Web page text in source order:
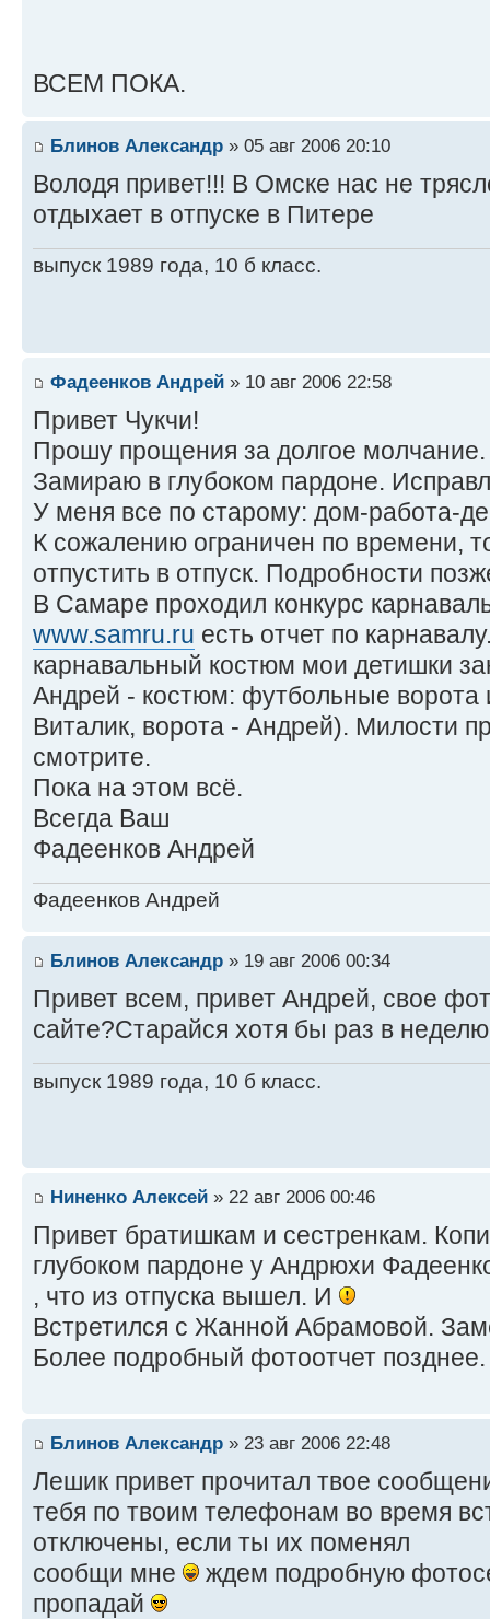
ВСЕМ ПОКА.
Блинов Александр » 05 авг 2006 20:10
Володя привет!!! В Омске нас не
отдыхает в отпуске в Питере
выпуск 1989 года, 10 б класс.
Фадеенков Андрей » 10 авг 2006 22:58
Привет Чукчи!
Прошу прощения за долгое молчание.
Замираю в глубоком пардоне.
У меня все по старому: дом-работа-
К сожалению ограничен по времени,
отпустить в отпуск. Подробности
В Самаре проходил конкурс
www.samru.ru есть отчет по
карнавальный костюм мои детишки
Андрей - костюм: футбольные ворота
Виталик, ворота - Андрей). Милости
смотрите.
Пока на этом всё.
Всегда Ваш
Фадеенков Андрей
Фадеенков Андрей
Блинов Александр » 19 авг 2006 00:34
Привет всем, привет Андрей, свое
сайте?Старайся хотя бы раз в
выпуск 1989 года, 10 б класс.
Ниненко Алексей » 22 авг 2006 00:46
Привет братишкам и сестренкам.
глубоком пардоне у Андрюхи
, что из отпуска вышел. И
Встретился с Жанной Абрамовой.
Более подробный фотоотчет позднее.
Блинов Александр » 23 авг 2006 22:48
Лешик привет прочитал твое
тебя по твоим телефонам во время
отключены, если ты их поменял
сообщи мне
ждем подробную
пропадай